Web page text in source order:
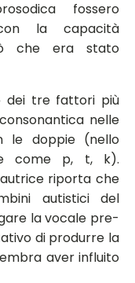
fossero
la capacità
che era stato
tre fattori più
nelle
le doppie (nello
come p, t, k).
riporta che
autistici del
la vocale pre-
di produrre la
aver influito